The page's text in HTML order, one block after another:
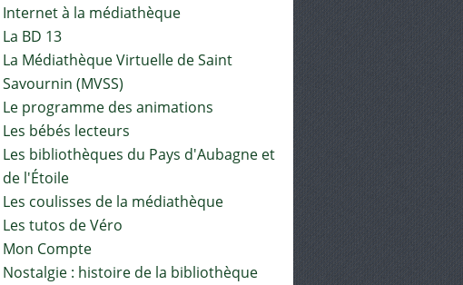
Internet à la médiathèque
La BD 13
La Médiathèque Virtuelle de Saint
Savournin (MVSS)
Le programme des animations
Les bébés lecteurs
Les bibliothèques du Pays d'Aubagne et
de l'Étoile
Les coulisses de la médiathèque
Les tutos de Véro
Mon Compte
Nostalgie : histoire de la bibliothèque